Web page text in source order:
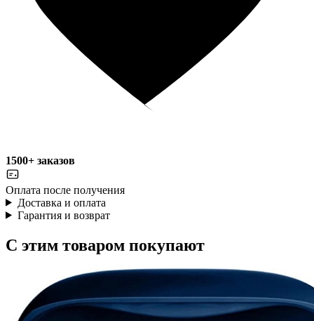
1500+ заказов
Оплата после получения
Доставка и оплата
Гарантия и возврат
С этим товаром покупают